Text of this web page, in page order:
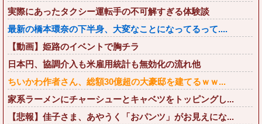
実際にあったタクシー運転手の不可解すぎる体験談
最新の橋本環奈の下半身、大変なことになってるって....
【動画】姫路のイベントで胸チラ
日本円、協調介入も米雇用統計も無効化の流れ他
ちいかわ作者さん、総額30億超の大豪邸を建てるｗｗ...
家系ラーメンにチャーシューとキャベツをトッピングし...
【悲報】佳子さま、あやうく「おパンツ」がお見えにな...